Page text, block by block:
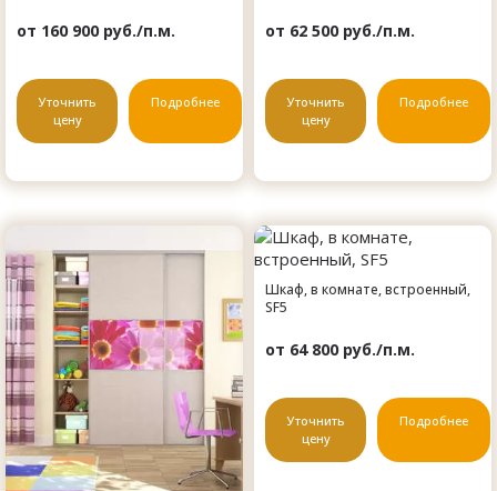
от 160 900 руб./п.м.
Уточнить
цену
Подробнее
от 62 500 руб./п.м.
Уточнить
цену
Подробнее
Шкаф, в комнате, встроенный,
SF5
от 64 800 руб./п.м.
Уточнить
цену
Подробнее